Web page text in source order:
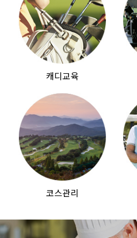
캐디교육
코스관리